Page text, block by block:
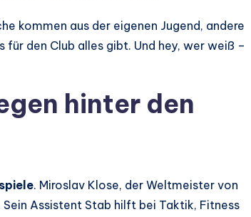
kommen aus der eigenen Jugend, andere
für den Club alles gibt. Und hey, wer weiß –
hinter den
. Miroslav Klose, der Weltmeister von
Assistent Stab hilft bei Taktik, Fitness